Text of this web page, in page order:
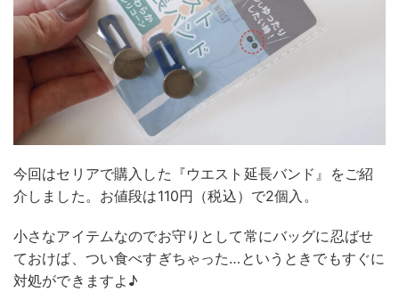
今回はセリアで購入した『ウエスト延長バンド』をご紹
介しました。お値段は110円（税込）で2個入。
小さなアイテムなのでお守りとして常にバッグに忍ばせ
ておけば、つい食べすぎちゃった…というときでもすぐに
対処ができますよ♪